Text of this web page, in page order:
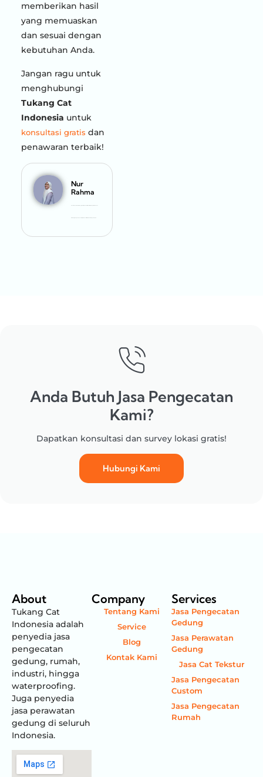
memberikan hasil
yang memuaskan
dan sesuai dengan
kebutuhan Anda.
Jangan ragu untuk
menghubungi
Tukang Cat
Indonesia untuk
konsultasi gratis dan
penawaran terbaik!
Nur
Rahma
Anda Butuh Jasa Pengecatan
Kami?
Dapatkan konsultasi dan survey lokasi gratis!
Hubungi Kami
About
Tukang Cat
Indonesia adalah
penyedia jasa
pengecatan
gedung, rumah,
industri, hingga
waterproofing.
Juga penyedia
jasa perawatan
gedung di seluruh
Indonesia.
Company
Tentang Kami
Service
Blog
Kontak Kami
Services
Jasa Pengecatan
Gedung
Jasa Perawatan
Gedung
Jasa Cat Tekstur
Jasa Pengecatan
Custom
Jasa Pengecatan
Rumah